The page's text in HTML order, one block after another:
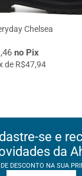
Chelsea
no Pix
de R$47,94
se e
da
DESCONTO NA SUA